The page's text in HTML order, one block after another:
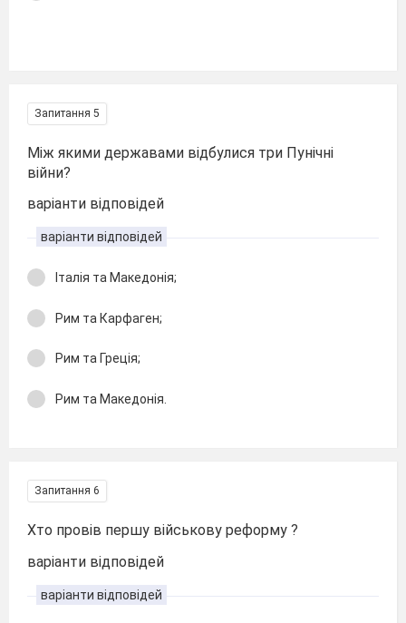
Запитання 5
Між якими державами відбулися три Пунічні
війни?
варіанти відповідей
варіанти відповідей
Італія та Македонія;
Рим та Карфаген;
Рим та Греція;
Рим та Македонія.
Запитання 6
Хто провів першу військову реформу ?
варіанти відповідей
варіанти відповідей